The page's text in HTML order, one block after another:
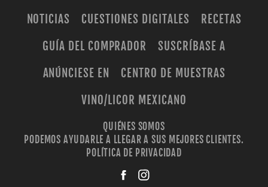
NOTICIAS CUESTIONES DIGITALES
RECETAS
GUÍA DEL COMPRADOR
SUSCRÍBASE A
ANÚNCIESE EN
CENTRO DE MUESTRAS
VINO/LICOR MEXICANO
QUIÉNES SOMOS
PODEMOS AYUDARLE A LLEGAR A SUS MEJORES CLIENTES.
POLÍTICA DE PRIVACIDAD